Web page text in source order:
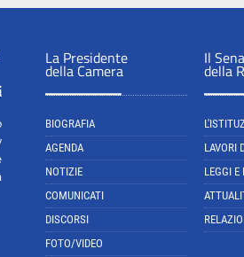
La Presidente
della Camera
BIOGRAFIA
AGENDA
NOTIZIE
COMUNICATI
DISCORSI
FOTO/VIDEO
Il
della
LAVORI
LEGGI E